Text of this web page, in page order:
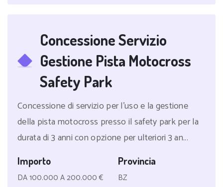
Concessione Servizio
Gestione Pista Motocross
Safety Park
Concessione di servizio per l'uso e la gestione
della pista motocross presso il safety park per la
durata di 3 anni con opzione per ulteriori 3 an...
Importo
DA 100.000 A 200.000 €
Provincia
BZ